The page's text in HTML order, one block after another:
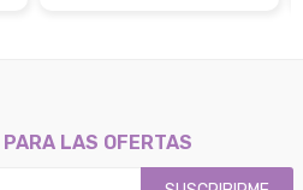
LAS OFERTAS